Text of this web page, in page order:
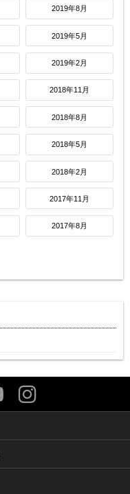
2019年8月
2019年5月
2019年2月
2018年11月
2018年8月
2018年5月
2018年2月
2017年11月
2017年8月